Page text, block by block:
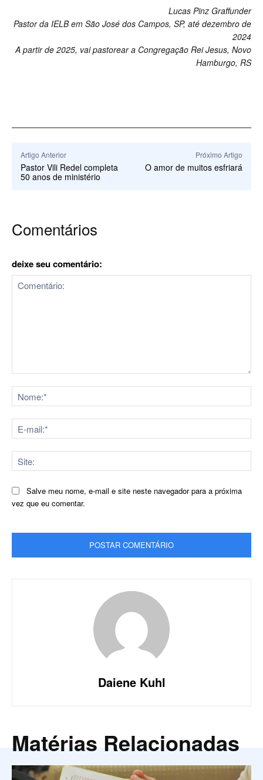
Lucas Pinz Graffunder
Pastor da IELB em São José dos Campos, SP, até dezembro de
2024
A partir de 2025, vai pastorear a Congregação Rei Jesus, Novo
Hamburgo, RS
Artigo Anterior
Pastor Vili Redel completa
50 anos de ministério
Próximo Artigo
O amor de muitos esfriará
Comentários
deixe seu comentário:
Salve meu nome, e-mail e site neste navegador para a próxima
vez que eu comentar.
Daiene Kuhl
Matérias Relacionadas